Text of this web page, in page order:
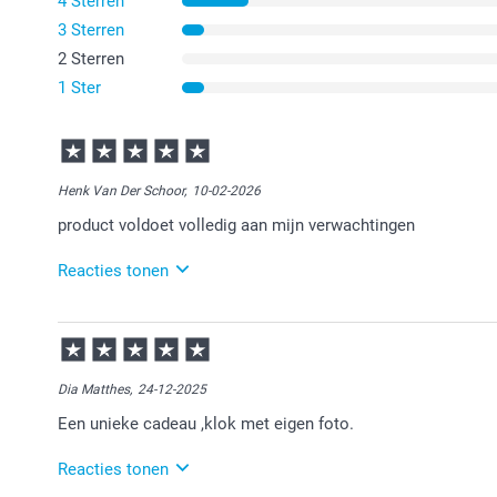
3 Sterren
2 Sterren
1 Ster
Henk Van Der Schoor, 10-02-2026
product voldoet volledig aan mijn verwachtingen
Reacties tonen
12-02-2026
10:45
Bedankt voor je review. Erg fijn om te horen dat je
plezier ervan!
Dia Matthes, 24-12-2025
Een unieke cadeau ,klok met eigen foto.
Reacties tonen